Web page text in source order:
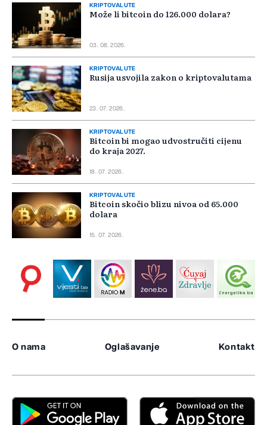
KRIPTOVALUTE
Može li bitcoin do 126.000 dolara?
03. 08. 2026.
KRIPTOVALUTE
Rusija usvojila zakon o kriptovalutama
23. 07. 2026.
KRIPTOVALUTE
Bitcoin bi mogao udvostručiti cijenu
do kraja 2027.
18. 07. 2026.
KRIPTOVALUTE
Bitcoin skočio blizu nivoa od 65.000
dolara
15. 07. 2026.
O nama Oglašavanje Kontakt